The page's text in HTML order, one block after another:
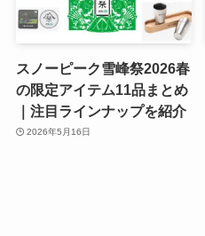
スノーピーク雪峰祭2026春
の限定アイテム11品まとめ
｜注目ラインナップを紹介
2026年5月16日